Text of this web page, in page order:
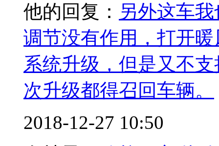
他的回复： 另外这车
调节没有作用，打开
系统升级，但是又不
次升级都得召回车辆。
2018-12-27 10:50